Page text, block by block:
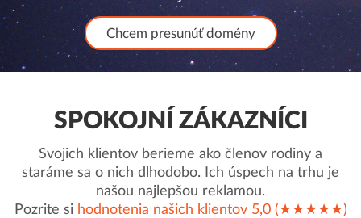
Chcem presunúť domény
SPOKOJNÍ ZÁKAZNÍCI
Svojich klientov berieme ako členov rodiny a
staráme sa o nich dlhodobo. Ich úspech na trhu je
našou najlepšou reklamou.
Pozrite si hodnotenia našich klientov 5,0 (★★★★★)